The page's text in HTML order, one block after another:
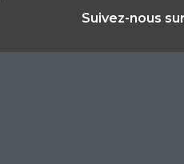
Suivez-nous